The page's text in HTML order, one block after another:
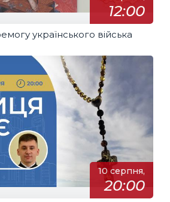
12:00
українського війська
10 серпня,
20:00